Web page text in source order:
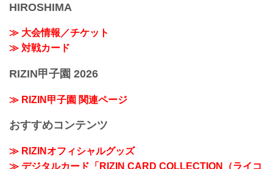
HIROSHIMA
≫ 大会情報／チケット
≫ 対戦カード
RIZIN甲子園 2026
≫ RIZIN甲子園 関連ページ
おすすめコンテンツ
≫ RIZINオフィシャルグッズ
≫ デジタルカード「RIZIN CARD COLLECTION（ライコ